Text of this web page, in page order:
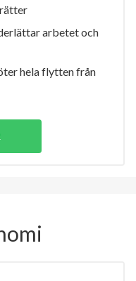
arbetet och
hela flytten från